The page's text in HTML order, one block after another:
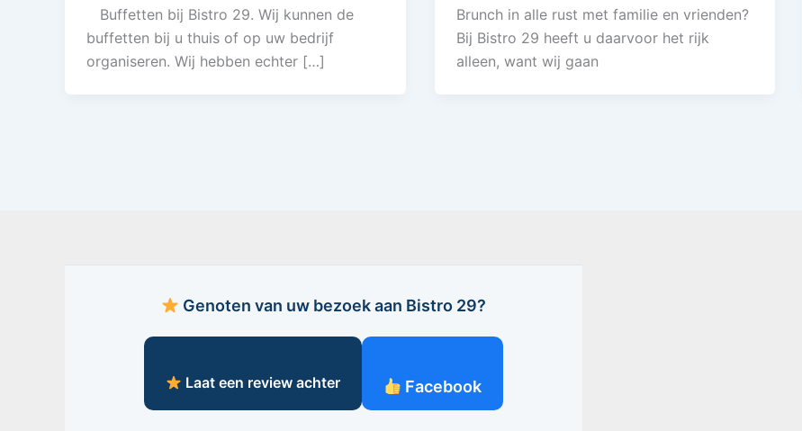
Buffetten bij Bistro 29. Wij kunnen de
buffetten bij u thuis of op uw bedrijf
organiseren. Wij hebben echter […]
Brunch in alle rust met familie en vrienden?
Bij Bistro 29 heeft u daarvoor het rijk
alleen, want wij gaan
Genoten van uw bezoek aan Bistro 29?
Laat een review achter Facebook